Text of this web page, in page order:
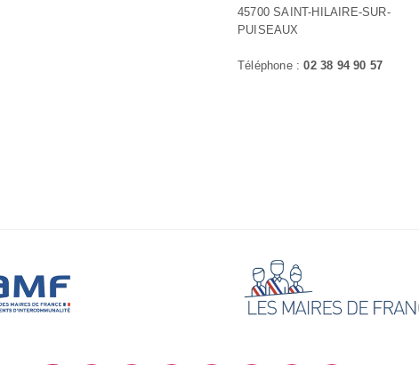
45700 SAINT-HILAIRE-SUR-
PUISEAUX
Téléphone :02 38 94 90 57